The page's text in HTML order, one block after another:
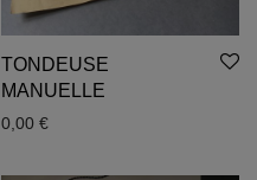
TONDEUSE
MANUELLE
0,00 €